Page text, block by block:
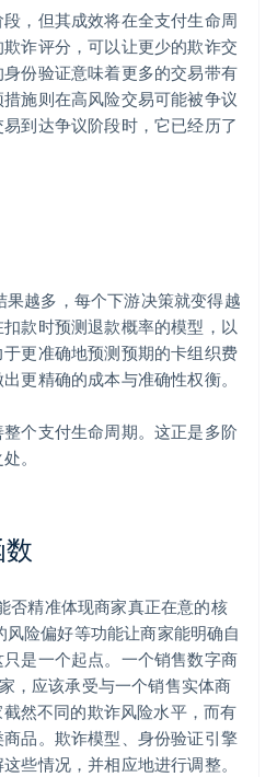
，但其成效将在全支付生命周
诈评分，可以让更少的欺诈交
份验证意味着更多的交易带有
施则在高风险交易可能被争议
到达争议阶段时，它已经历了
越多，每个下游决策就变得越
款时预测退款概率的模型，以
更准确地预测预期的卡组织费
更精确的成本与准确性权衡。
个支付生命周期。这正是多阶
。
否精准体现商家真正在意的核
险偏好等功能让商家能明确自
是一个起点。一个销售数字商
，应该承受与一个销售实体商
然不同的欺诈风险水平，而有
品。欺诈模型、身份验证引擎
些情况，并相应地进行调整。